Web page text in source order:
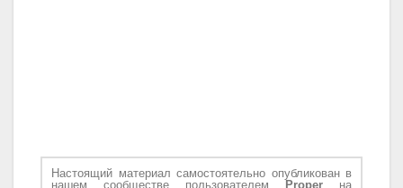
Настоящий материал самостоятельно опубликован в
нашем сообществе пользователем
Proper на